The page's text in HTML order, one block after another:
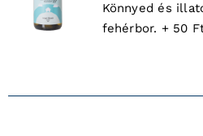
Könnyed és
fehérbor. + 50